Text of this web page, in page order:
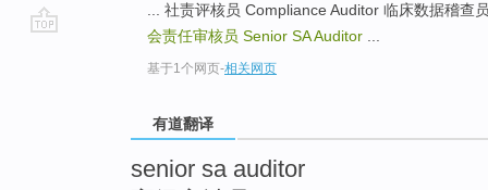
... 社责评核员 Compliance Auditor 临床数据稽
会责任审核员 Senior SA Auditor
基于1个网页-相关网页
有道翻译
senior sa auditor